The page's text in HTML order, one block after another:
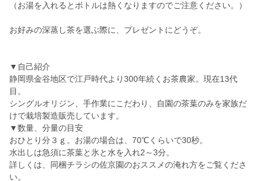
（お湯を入れるとボトルは熱くなりますのでご注意ください。）
お好みの深蒸し茶を選ぶ際に、プレゼントにどうぞ。
▼自己紹介
静岡県金谷地区で江戸時代より300年続くお茶農家。現在13代
目。
シングルオリジン、手作業にこだわり、自園の茶葉のみを家族だ
けで栽培製造販売しています。
▼数量、分量の目安
おひとり分３ｇ。お湯の場合は、70℃くらいで30秒。
水出しは急須に茶葉と氷と水を入れ2～3分。
詳しくは、同梱チラシの佐京園のおススメの淹れ方をご覧くださ
い。